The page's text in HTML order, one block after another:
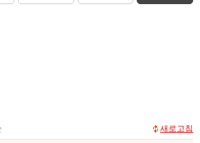
새로고침